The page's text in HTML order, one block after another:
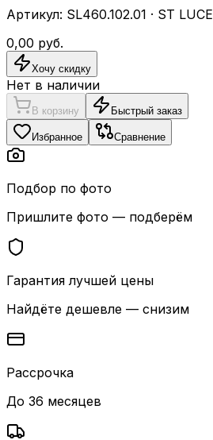
Артикул: SL460.102.01 · ST LUCE
0,00 руб.
Хочу скидку
Нет в наличии
В корзину Быстрый заказ
Избранное Сравнение
Подбор по фото
Пришлите фото — подберём
Гарантия лучшей цены
Найдёте дешевле — снизим
Рассрочка
До 36 месяцев